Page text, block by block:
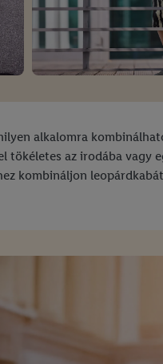
alkalomra
az irodába vagy
kombináljon